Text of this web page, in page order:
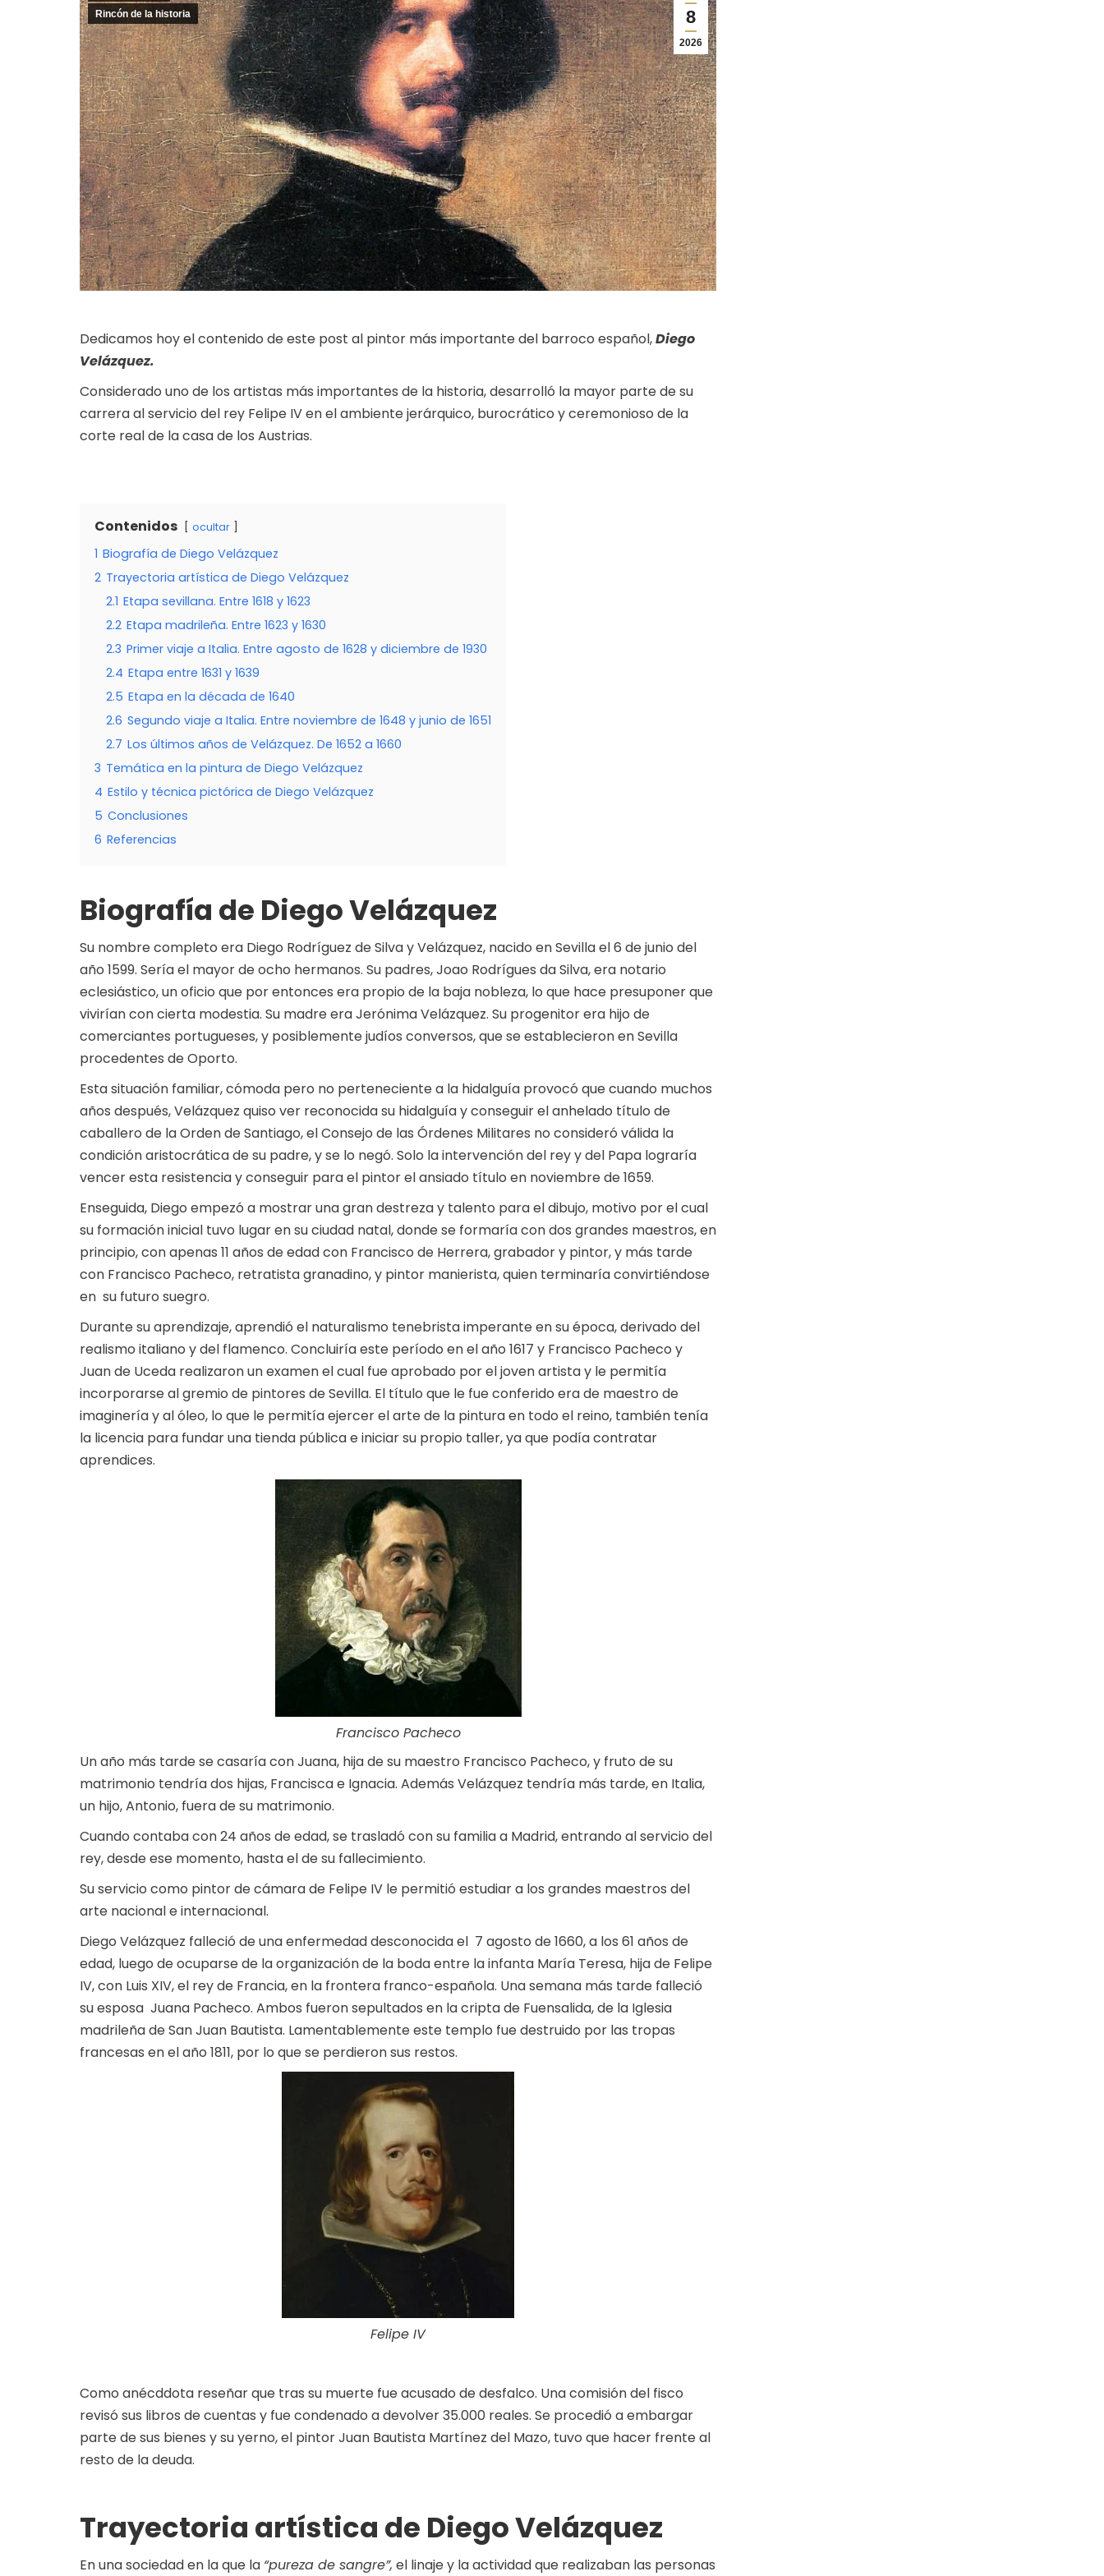
8
2026
Rincón de la historia
Dedicamos hoy el contenido de este post al pintor más importante del barroco español,Diego
Velázquez.
Considerado uno de los artistas más importantes de la historia, desarrolló la mayor parte de su
carrera al servicio del rey Felipe IV en el ambiente jerárquico, burocrático y ceremonioso de la
corte real de la casa de los Austrias.
Contenidos ocultar
1 Biografía de Diego Velázquez
2 Trayectoria artística de Diego Velázquez
2.1 Etapa sevillana. Entre 1618 y 1623
2.2 Etapa madrileña. Entre 1623 y 1630
2.3 Primer viaje a Italia. Entre agosto de 1628 y diciembre de 1930
2.4 Etapa entre 1631 y 1639
2.5 Etapa en la década de 1640
2.6 Segundo viaje a Italia. Entre noviembre de 1648 y junio de 1651
2.7 Los últimos años de Velázquez. De 1652 a 1660
3 Temática en la pintura de Diego Velázquez
4 Estilo y técnica pictórica de Diego Velázquez
5 Conclusiones
6 Referencias
Biografía de Diego Velázquez
Su nombre completo era Diego Rodríguez de Silva y Velázquez, nacido en Sevilla el 6 de junio del
año 1599. Sería el mayor de ocho hermanos. Su padres, Joao Rodrígues da Silva, era notario
eclesiástico, un oficio que por entonces era propio de la baja nobleza, lo que hace presuponer que
vivirían con cierta modestia. Su madre era Jerónima Velázquez. Su progenitor era hijo de
comerciantes portugueses, y posiblemente judíos conversos, que se establecieron en Sevilla
procedentes de Oporto.
Esta situación familiar, cómoda pero no perteneciente a la hidalguía provocó que cuando muchos
años después, Velázquez quiso ver reconocida su hidalguía y conseguir el anhelado título de
caballero de la Orden de Santiago, el Consejo de las Órdenes Militares no consideró válida la
condición aristocrática de su padre, y se lo negó. Solo la intervención del rey y del Papa lograría
vencer esta resistencia y conseguir para el pintor el ansiado título en noviembre de 1659.
Enseguida, Diego empezó a mostrar una gran destreza y talento para el dibujo, motivo por el cual
su formación inicial tuvo lugar en su ciudad natal, donde se formaría con dos grandes maestros, en
principio, con apenas 11 años de edad con Francisco de Herrera, grabador y pintor, y más tarde
con Francisco Pacheco, retratista granadino, y pintor manierista, quien terminaría convirtiéndose
en su futuro suegro.
Durante su aprendizaje, aprendió el naturalismo tenebrista imperante en su época, derivado del
realismo italiano y del flamenco. Concluiría este período en el año 1617 y Francisco Pacheco y
Juan de Uceda realizaron un examen el cual fue aprobado por el joven artista y le permitía
incorporarse al gremio de pintores de Sevilla. El título que le fue conferido era de maestro de
imaginería y al óleo, lo que le permitía ejercer el arte de la pintura en todo el reino, también tenía
la licencia para fundar una tienda pública e iniciar su propio taller, ya que podía contratar
aprendices.
Francisco Pacheco
Un año más tarde se casaría con Juana, hija de su maestro Francisco Pacheco, y fruto de su
matrimonio tendría dos hijas, Francisca e Ignacia. Además Velázquez tendría más tarde, en Italia,
un hijo, Antonio, fuera de su matrimonio.
Cuando contaba con 24 años de edad, se trasladó con su familia a Madrid, entrando al servicio del
rey, desde ese momento, hasta el de su fallecimiento.
Su servicio como pintor de cámara de Felipe IV le permitió estudiar a los grandes maestros del
arte nacional e internacional.
Diego Velázquez falleció de una enfermedad desconocida el 7 agosto de 1660, a los 61 años de
edad, luego de ocuparse de la organización de la boda entre la infanta María Teresa, hija de Felipe
IV, con Luis XIV, el rey de Francia, en la frontera franco-española. Una semana más tarde falleció
su esposa Juana Pacheco. Ambos fueron sepultados en la cripta de Fuensalida, de la Iglesia
madrileña de San Juan Bautista. Lamentablemente este templo fue destruido por las tropas
francesas en el año 1811, por lo que se perdieron sus restos.
Felipe IV
Como anécddota reseñar que tras su muerte fue acusado de desfalco. Una comisión del fisco
revisó sus libros de cuentas y fue condenado a devolver 35.000 reales. Se procedió a embargar
parte de sus bienes y su yerno, el pintor Juan Bautista Martínez del Mazo, tuvo que hacer frente al
resto de la deuda.
Trayectoria artística de Diego Velázquez
En una sociedad en la que la “pureza de sangre”, el linaje y la actividad que realizaban las personas